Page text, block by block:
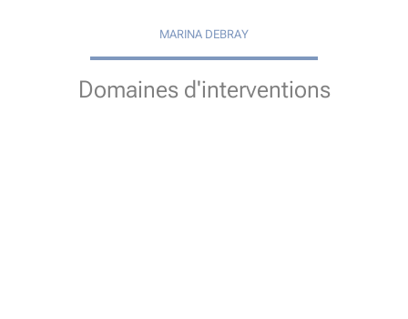
MARINA DEBRAY
Domaines d'interventions